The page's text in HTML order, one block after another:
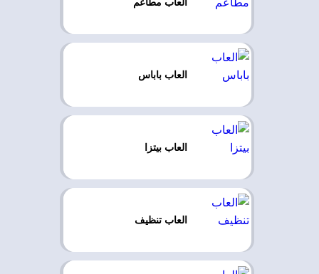
العاب باباس
العاب بيتزا
العاب تنظيف